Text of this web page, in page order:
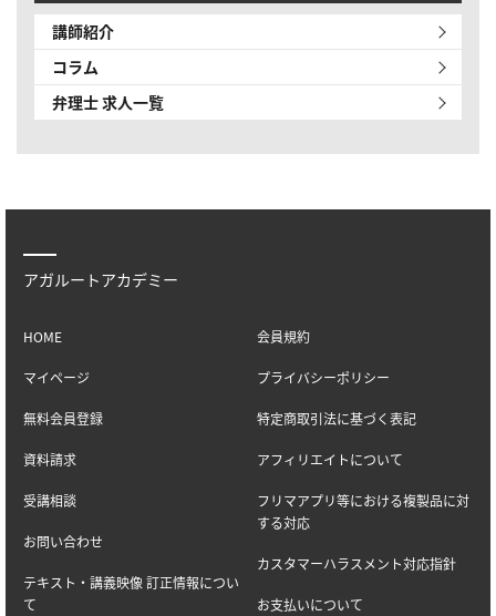
講師紹介
コラム
弁理士 求人一覧
アガルートアカデミー
HOME
マイページ
無料会員登録
資料請求
受講相談
お問い合わせ
テキスト・講義映像 訂正情報につい
て
会員規約
プライバシーポリシー
特定商取引法に基づく表記
アフィリエイトについて
フリマアプリ等における複製品に対
する対応
カスタマーハラスメント対応指針
お支払いについて